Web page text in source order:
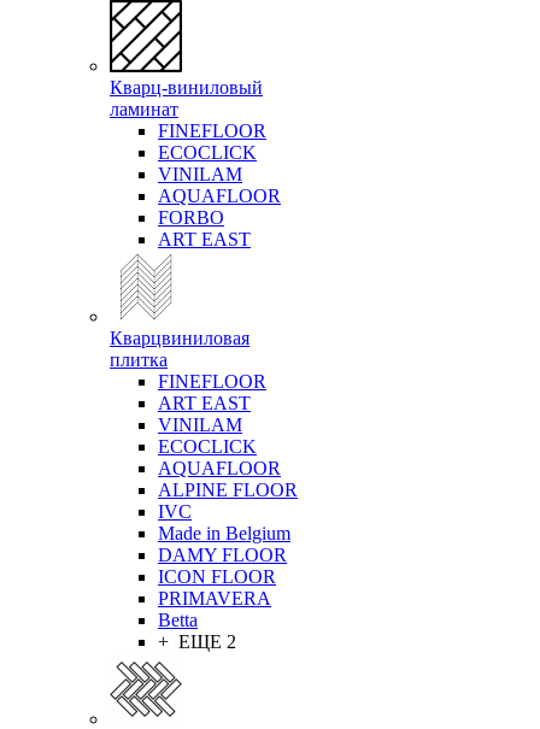
Кварц-виниловый
ламинат
FINEFLOOR
ECOCLICK
VINILAM
AQUAFLOOR
FORBO
ART EAST
Кварцвиниловая
плитка
FINEFLOOR
ART EAST
VINILAM
ECOCLICK
AQUAFLOOR
ALPINE FLOOR
IVC
Made in Belgium
DAMY FLOOR
ICON FLOOR
PRIMAVERA
Betta
+ ЕЩЕ 2